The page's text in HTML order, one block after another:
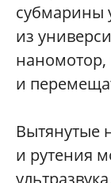
субмарины
из
наномотор,
и
Вытянутые
и рутения